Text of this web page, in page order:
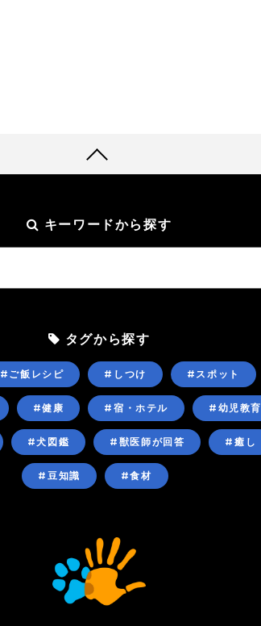
キーワードから探す
タグから探す
#ご飯レシピ #しつけ #スポット
#健康 #宿・ホテル #幼児教育
#犬図鑑 #獣医師が回答 #癒し
#豆知識 #食材